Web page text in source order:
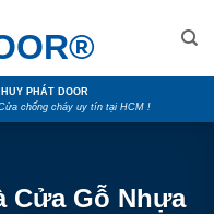
PHÁT DOOR
chống cháy uy tín tại HCM !
Cửa Gỗ Nhựa